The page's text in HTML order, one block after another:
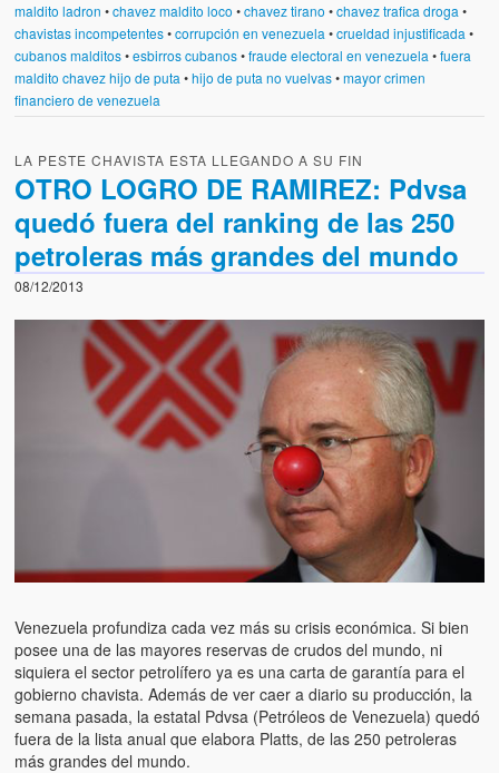
maldito ladron •chavez maldito loco •chavez tirano •chavez trafica droga •
chavistas incompetentes•corrupción en venezuela •crueldad injustificada •
cubanos malditos•esbirros cubanos•fraude electoral en venezuela •fuera
maldito chavez hijo de puta •hijo de puta no vuelvas•mayor crimen
financiero de venezuela
LA PESTE CHAVISTA ESTA LLEGANDO A SU FIN
OTRO LOGRO DE RAMIREZ: Pdvsa
quedó fuera del ranking de las 250
petroleras más grandes del mundo
08/12/2013
Venezuela profundiza cada vez más su crisis económica. Si bien
posee una de las mayores reservas de crudos del mundo, ni
siquiera el sector petrolífero ya es una carta de garantía para el
gobierno chavista. Además de ver caer a diario su producción, la
semana pasada, la estatal Pdvsa (Petróleos de Venezuela) quedó
fuera de la lista anual que elabora Platts, de las 250 petroleras
más grandes del mundo.